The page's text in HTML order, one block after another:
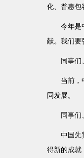
化、普惠包
今年是
献。我们要
同事们
当前，
同发展。
同事们
中国先
得新的成就